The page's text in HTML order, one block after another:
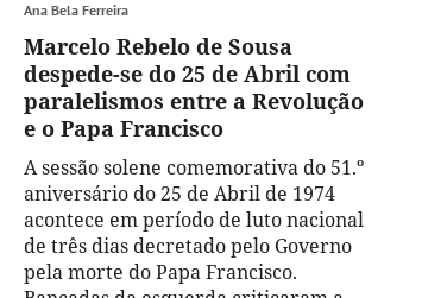
Ana Bela Ferreira
Marcelo Rebelo de Sousa
despede-se do 25 de Abril com
paralelismos entre a Revolução
e o Papa Francisco
A sessão solene comemorativa do 51.º
aniversário do 25 de Abril de 1974
acontece em período de luto nacional
de três dias decretado pelo Governo
pela morte do Papa Francisco.